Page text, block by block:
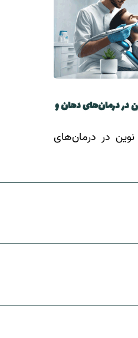
در درمان‌های دهان و
نوین در درمان‌های